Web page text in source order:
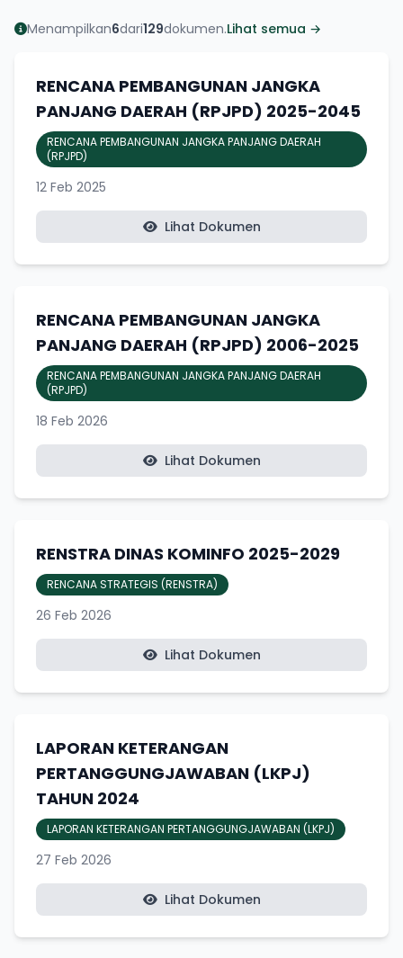
Menampilkan6dari129dokumen.Lihat semua →
RENCANA PEMBANGUNAN JANGKA
PANJANG DAERAH (RPJPD) 2025-2045
RENCANA PEMBANGUNAN JANGKA PANJANG DAERAH
(RPJPD)
12 Feb 2025
Lihat Dokumen
RENCANA PEMBANGUNAN JANGKA
PANJANG DAERAH (RPJPD) 2006-2025
RENCANA PEMBANGUNAN JANGKA PANJANG DAERAH
(RPJPD)
18 Feb 2026
Lihat Dokumen
RENSTRA DINAS KOMINFO 2025-2029
RENCANA STRATEGIS (RENSTRA)
26 Feb 2026
Lihat Dokumen
LAPORAN KETERANGAN
PERTANGGUNGJAWABAN (LKPJ)
TAHUN 2024
LAPORAN KETERANGAN PERTANGGUNGJAWABAN (LKPJ)
27 Feb 2026
Lihat Dokumen